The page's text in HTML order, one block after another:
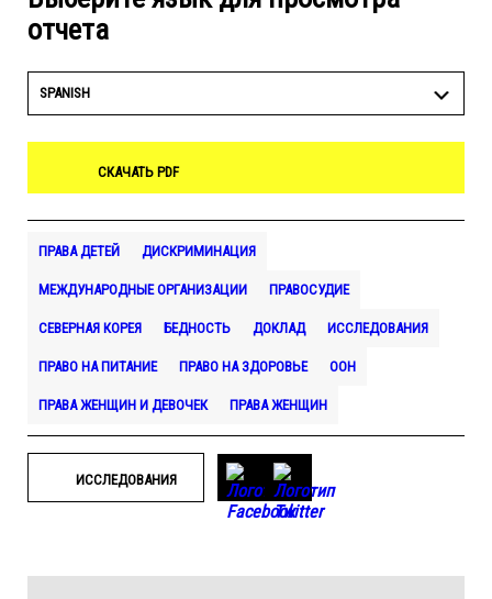
отчета
SPANISH
СКАЧАТЬ PDF
ПРАВА ДЕТЕЙ ДИСКРИМИНАЦИЯ
МЕЖДУНАРОДНЫЕ ОРГАНИЗАЦИИ ПРАВОСУДИЕ
СЕВЕРНАЯ КОРЕЯ БЕДНОСТЬ ДОКЛАД ИССЛЕДОВАНИЯ
ПРАВО НА ПИТАНИЕ ПРАВО НА ЗДОРОВЬЕ ООН
ПРАВА ЖЕНЩИН И ДЕВОЧЕК ПРАВА ЖЕНЩИН
ИССЛЕДОВАНИЯ